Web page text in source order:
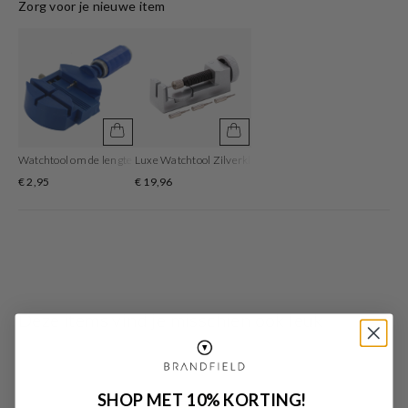
van rvs en heeft een diameter van 36 mm. De kleur van deze horlogeband is
Met dit prachtige horloge ben je elke dag op de hoogte van de juiste tijd!
Zorg voor je nieuwe item
Watchtool om de lengte van de horlogeband aan te passen
€ 2,95
Luxe Watchtool Zilverkleurig om je bandlengte aan te
€ 19,96
Deze items vind je misschien ook leuk
SHOP MET 10% KORTING!